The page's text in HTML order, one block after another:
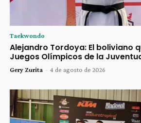
Taekwondo
Alejandro Tordoya: El boliviano
Juegos Olímpicos de la
Gery Zurita - 4 de agosto de 2026